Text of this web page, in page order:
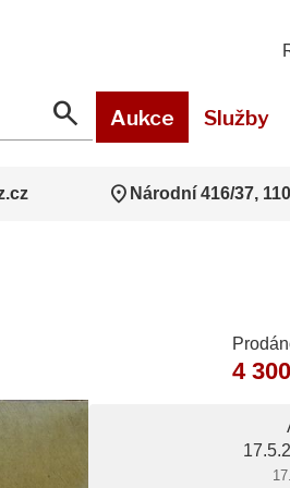
search Aukce Služby
location_on Národní 416/37,
4